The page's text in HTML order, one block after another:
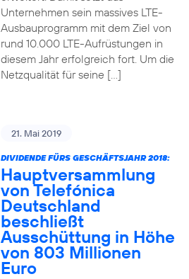
Unternehmen sein massives LTE-
Ausbauprogramm mit dem Ziel von
rund 10.000 LTE-Aufrüstungen in
diesem Jahr erfolgreich fort. Um die
Netzqualität für seine […]
21. Mai 2019
DIVIDENDE FÜRS GESCHÄFTSJAHR 2018:
Hauptversammlung
von Telefónica
Deutschland
beschließt
Ausschüttung in Höhe
von 803 Millionen
Euro